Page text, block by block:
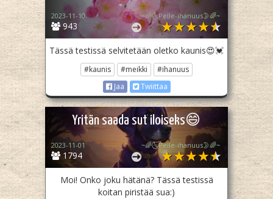
943
2023-11-10 ~🌈🌜Pelle-ihanuus🌛🌈~
Tässä testissä selvitetään oletko kaunis😍💓
#kaunis #meikki
#ihanuus
Jaa
Twiittaa
Yritän saada sut iloiseks😄
1794
2023-11-01 ~🌈🌜Pelle-ihanuus🌛🌈~
Moi! Onko joku hätänä? Tässä testissä
koitan piristää sua:)